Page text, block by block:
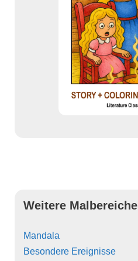
Weitere Malbereiche
Mandala
Besondere Ereignisse